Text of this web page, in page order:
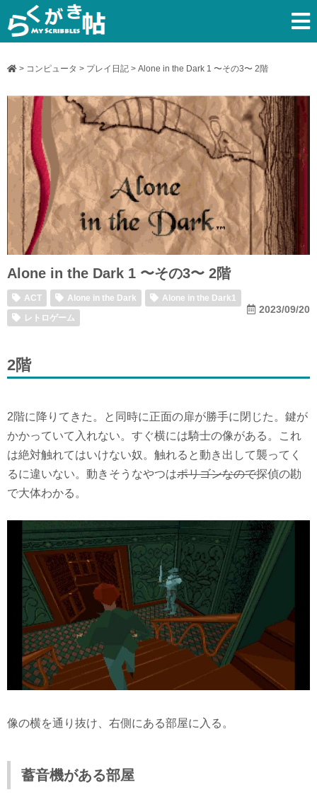
> コンピュータ > プレイ日記 > Alone in the Dark 1 〜その3〜 2階
Alone in the Dark 1 〜その3〜 2階
ACT Alone in the Dark
Alone in the Dark1
レトロゲーム
2023/09/20
2階
2階に降りてきた。と同時に正面の扉が勝手に閉じた。鍵が
かかっていて入れない。すぐ横には騎士の像がある。これ
は絶対触れてはいけない奴。触れると動き出して襲ってく
るに違いない。動きそうなやつはポリゴンなので探偵の勘
で大体わかる。
像の横を通り抜け、右側にある部屋に入る。
蓄音機がある部屋